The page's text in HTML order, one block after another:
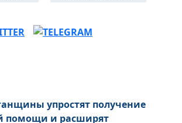
упростят получение
помощи и расширят